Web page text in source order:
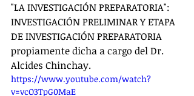
"LA INVESTIGACIÓN PREPARATORIA":
INVESTIGACIÓN PRELIMINAR Y ETAPA
DE INVESTIGACIÓN PREPARATORIA
propiamente dicha a cargo del Dr.
Alcides Chinchay.
https://www.youtube.com/watch?
v=vcO3TpG0MaE